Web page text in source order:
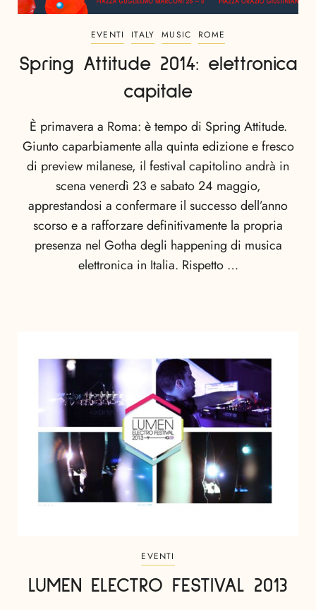
EVENTI ITALY MUSIC ROME
Spring Attitude 2014: elettronica
capitale
È primavera a Roma: è tempo di Spring Attitude.
Giunto caparbiamente alla quinta edizione e fresco
di preview milanese, il festival capitolino andrà in
scena venerdì 23 e sabato 24 maggio,
apprestandosi a confermare il successo dell’anno
scorso e a rafforzare definitivamente la propria
presenza nel Gotha degli happening di musica
elettronica in Italia. Rispetto …
EVENTI
LUMEN ELECTRO FESTIVAL 2013